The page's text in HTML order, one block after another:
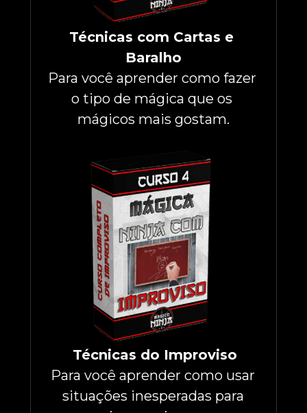
Técnicas com Cartas e
Baralho
Para você aprender como fazer
o tipo de mágica que os
mágicos mais gostam.
Técnicas do Improviso
Para você aprender como usar
situações inesperadas para